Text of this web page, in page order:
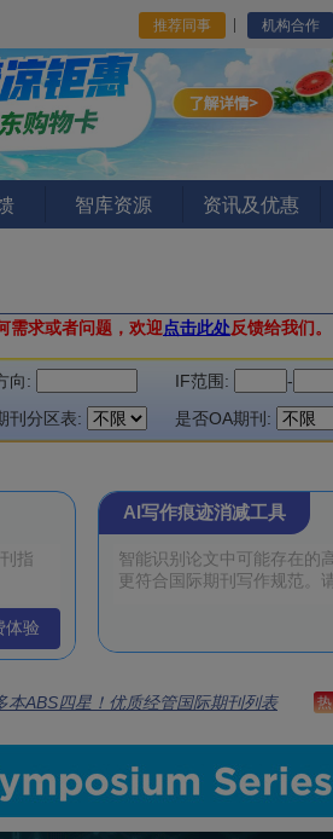
推荐同事 机构合作
智库资源 资讯及优惠
需求或者问题，欢迎点击此处反馈给我们。
向: IF范围: -
刊分区表: 是否OA期刊:
体验
AI写作痕迹消减工具
本ABS四星！优质经管国际期刊列表 热